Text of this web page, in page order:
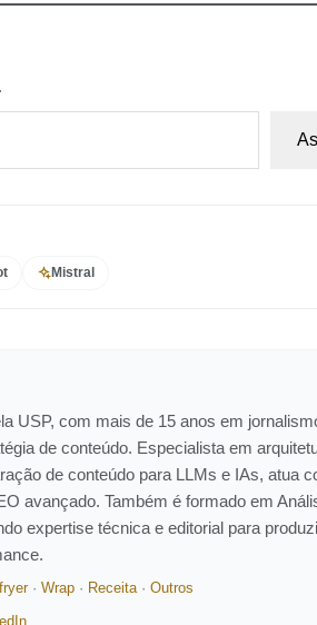
Mistral
USP, com mais de 15 anos em
de conteúdo. Especialista em
de conteúdo para LLMs e IAs, atua
avançado. Também é formado em
expertise técnica e editorial para
· Wrap · Receita · Outros